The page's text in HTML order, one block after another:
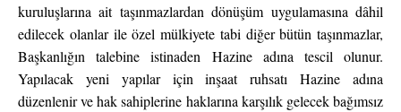
kuruluşlarına ait taşınmazlardan dönüşüm uygulamasına dâhil
edilecek olanlar ile özel mülkiyete tabi diğer bütün taşınmazlar,
Başkanlığın talebine istinaden Hazine adına tescil olunur.
Yapılacak yeni yapılar için inşaat ruhsatı Hazine adına
düzenlenir ve hak sahiplerine haklarına karşılık gelecek bağımsız